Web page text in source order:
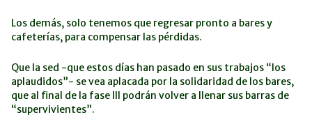
Los demás, solo tenemos que regresar pronto a bares y
cafeterías, para compensar las pérdidas.
Que la sed -que estos días han pasado en sus trabajos “los
aplaudidos”- se vea aplacada por la solidaridad de los bares,
que al final de la fase III podrán volver a llenar sus barras de
“supervivientes”.